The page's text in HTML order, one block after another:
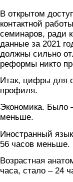
В открытом
контактной
семинаров, ради
данные за 2021
должны сильно
реформы никто
Итак, цифры для
профиля.
Экономика. Было
меньше.
Иностранный
56 часов меньше.
Возрастная
часа, стало – 24